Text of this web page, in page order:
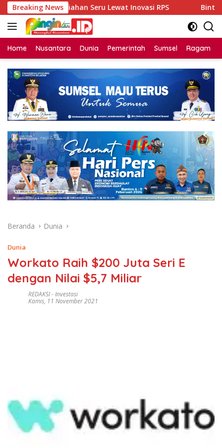
Langsung
ke
konten
Breaking NewsSeru Lewat Inovasi RPS Bintang Dangdut
Home Nusantara Dunia Pemerintah Sumsel Ragam
Beranda Dunia
Dunia
Workato Raih $200 Juta Seri E
dengan Nilai $5,7 Miliar
REDAKSI-Investasi
Kamis, 11 November 2021